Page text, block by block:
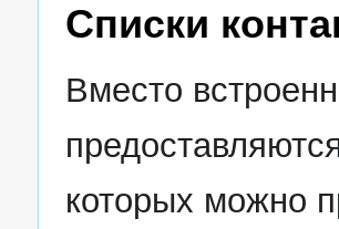
Списки
Вместо
которых можно